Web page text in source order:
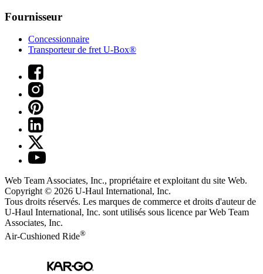
Fournisseur
Concessionnaire
Transporteur de fret U-Box®
Web Team Associates, Inc., propriétaire et exploitant du site Web.
Copyright © 2026 U-Haul International, Inc.
Tous droits réservés. Les marques de commerce et droits d'auteur de
U-Haul International, Inc. sont utilisés sous licence par Web Team
Associates, Inc.
Air-Cushioned Ride®